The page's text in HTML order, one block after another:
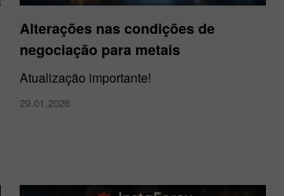
Alterações nas condições de
negociação para metais
Atualização importante!
29.01.2026